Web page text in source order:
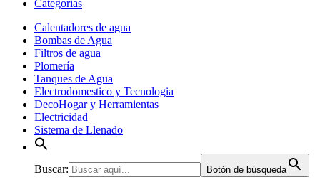
Categorías
Calentadores de agua
Bombas de Agua
Filtros de agua
Plomería
Tanques de Agua
Electrodomestico y Tecnologia
DecoHogar y Herramientas
Electricidad
Sistema de Llenado
Buscar: Botón de búsqueda